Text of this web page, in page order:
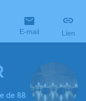
E-mail Lien
de 88